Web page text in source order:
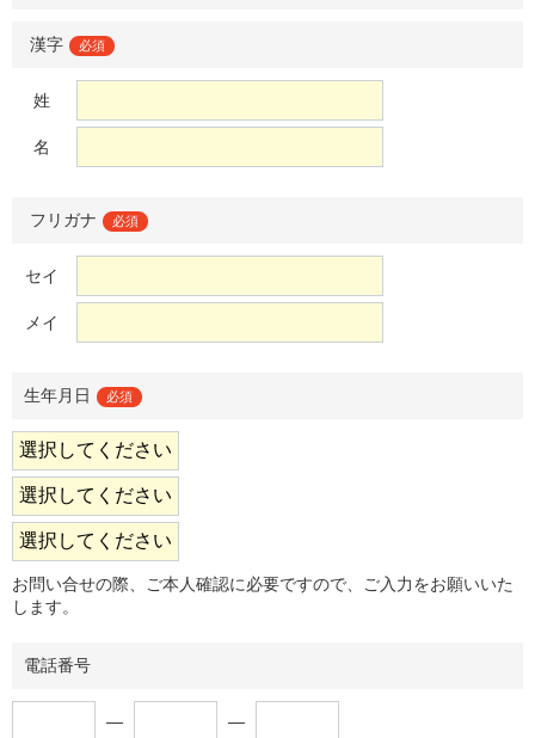
漢字 必須
姓
名
フリガナ 必須
セイ
メイ
生年月日 必須
お問い合せの際、ご本人確認に必要ですので、ご入力をお願いいた
します。
電話番号
― ―